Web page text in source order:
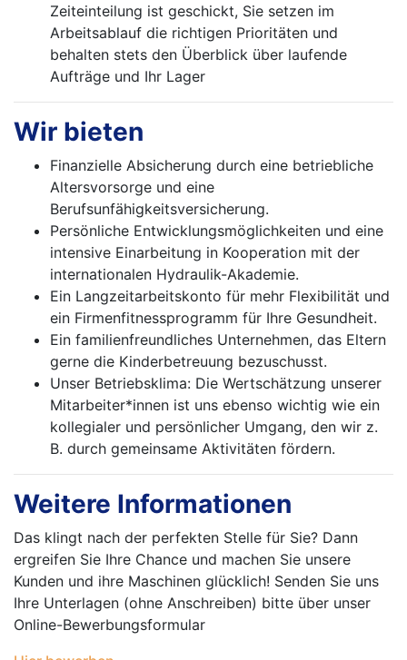
Zeiteinteilung ist geschickt, Sie setzen im
Arbeitsablauf die richtigen Prioritäten und
behalten stets den Überblick über laufende
Aufträge und Ihr Lager
Wir bieten
Finanzielle Absicherung durch eine betriebliche
Altersvorsorge und eine
Berufsunfähigkeitsversicherung.
Persönliche Entwicklungsmöglichkeiten und eine
intensive Einarbeitung in Kooperation mit der
internationalen Hydraulik-Akademie.
Ein Langzeitarbeitskonto für mehr Flexibilität und
ein Firmenfitnessprogramm für Ihre Gesundheit.
Ein familienfreundliches Unternehmen, das Eltern
gerne die Kinderbetreuung bezuschusst.
Unser Betriebsklima: Die Wertschätzung unserer
Mitarbeiter*innen ist uns ebenso wichtig wie ein
kollegialer und persönlicher Umgang, den wir z.
B. durch gemeinsame Aktivitäten fördern.
Weitere Informationen
Das klingt nach der perfekten Stelle für Sie? Dann
ergreifen Sie Ihre Chance und machen Sie unsere
Kunden und ihre Maschinen glücklich! Senden Sie uns
Ihre Unterlagen (ohne Anschreiben) bitte über unser
Online-Bewerbungsformular